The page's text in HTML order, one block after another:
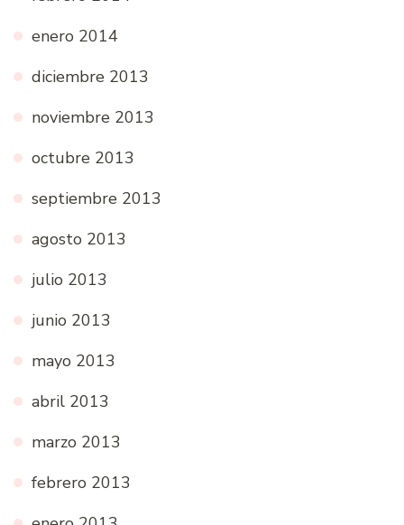
enero 2014
diciembre 2013
noviembre 2013
octubre 2013
septiembre 2013
agosto 2013
julio 2013
junio 2013
mayo 2013
abril 2013
marzo 2013
febrero 2013